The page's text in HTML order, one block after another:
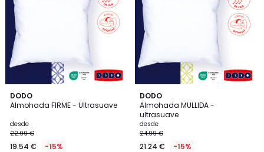
DODO
Almohada FIRME - Ultrasuave
desde
22.99 €
19.54 € -15%
3,8
/ 5
DODO
Almohada MULLIDA -
ultrasuave
desde
24.99 €
21.24 € -15%
3,8
/ 5